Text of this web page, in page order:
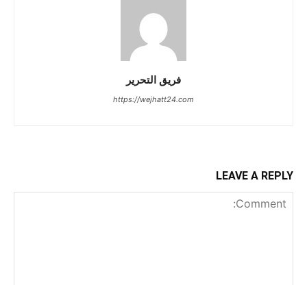
فريق التحرير
https://wejhatt24.com
LEAVE A REPLY